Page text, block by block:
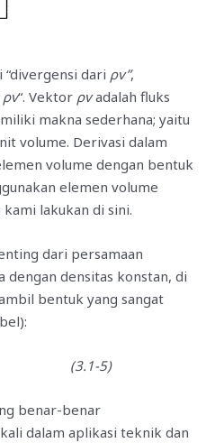
dari ρv”,
ρv“. Vektor ρvadalah fluks
makna sederhana; yaitu
volume. Derivasi dalam
volume dengan bentuk
elemen volume
lakukan di sini.
dari persamaan
dengan densitas konstan, di
bentuk yang sangat
(3.1-5)
benar-benar
dalam aplikasi teknik dan